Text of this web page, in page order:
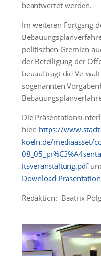
beantwortet werden.
Im weiteren Fortgang
politischen Gremien
der Beteiligung der
beuauftragt die
sogenannten
Die
hier: https://
koeln.de/mediaasset/
itsveranstaltung.pdf
Download
Redaktion: Beatrix